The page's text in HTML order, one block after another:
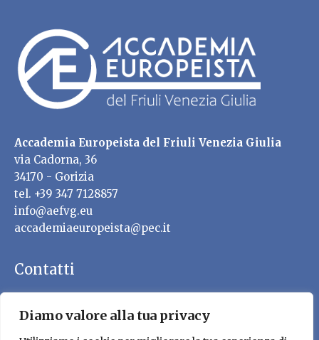
Diamo valore alla tua privacy
Accademia Europeista del Friuli Venezia Giulia
via Cadorna, 36
34170 - Gorizia
tel. +39 347 7128857
info@aefvg.eu
accademiaeuropeista@pec.it
Contatti